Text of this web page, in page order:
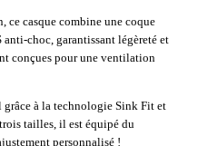
ce casque combine une coque
anti-choc, garantissant légèreté et
conçues pour une ventilation
grâce à la technologie Sink Fit et
tailles, il est équipé du
personnalisé !